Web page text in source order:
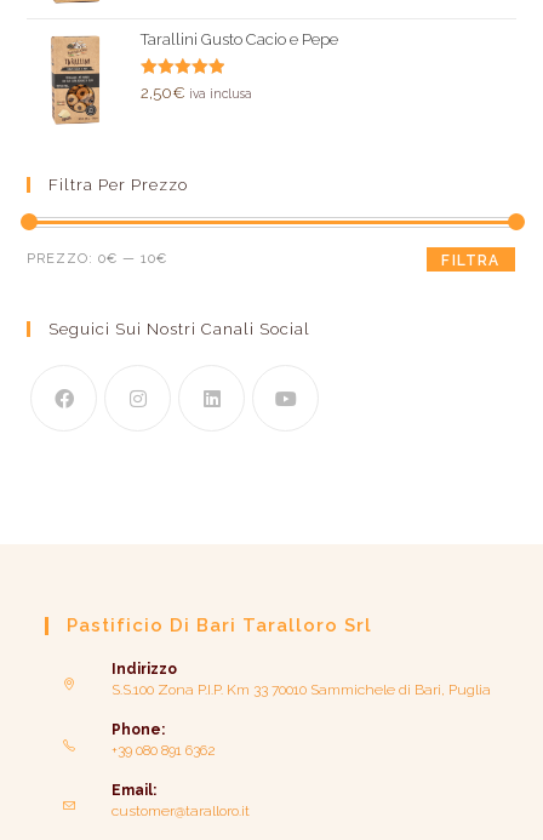
Tarallini Gusto Cacio e Pepe
Valutato
2,50€ iva inclusa
Filtra Per Prezzo
FILTRA
PREZZO:0€ —10€
Seguici Sui Nostri Canali Social
Pastificio Di Bari Taralloro Srl
Indirizzo
S.S.100 Zona P.I.P. Km 33 70010 Sammichele di Bari, Puglia
Phone:
+39 080 891 6362
Email:
customer@taralloro.it